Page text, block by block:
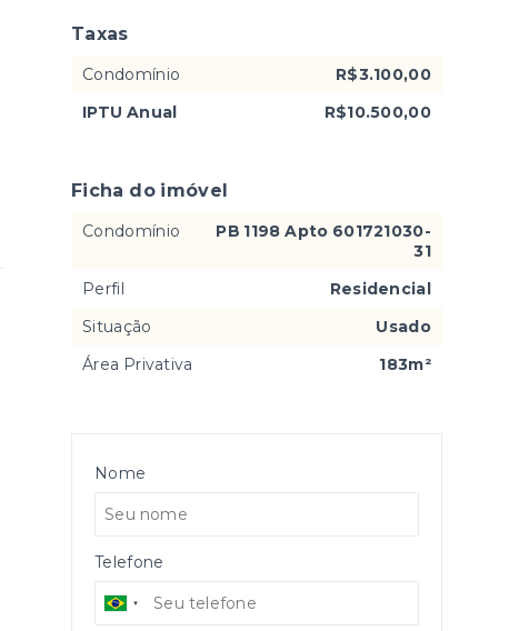
Taxas
Condomínio
R$3.100,00
IPTU Anual
R$10.500,00
Ficha do imóvel
Condomínio
PB 1198 Apto 601721030-
31
Perfil
Residencial
Situação
Usado
Área Privativa
183m²
Nome
Telefone